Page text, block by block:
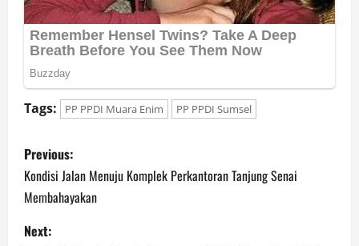
Tags: PP PPDI Muara Enim PP PPDI Sumsel
P
o
s
Previous:
Kondisi Jalan Menuju Komplek Perkantoran Tanjung Senai
Membahayakan
Next: